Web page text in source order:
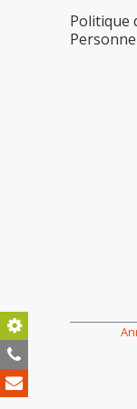
Support Technique
Politique